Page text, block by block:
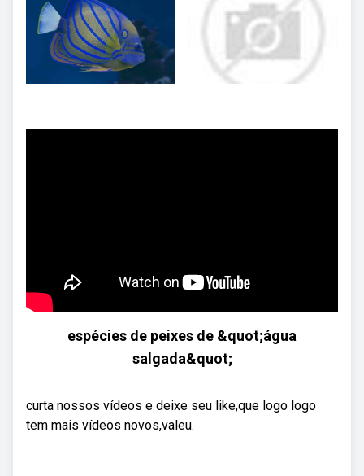
espécies de peixes de &quot;água
salgada&quot;
curta nossos vídeos e deixe seu like,que logo logo
tem mais vídeos novos,valeu.